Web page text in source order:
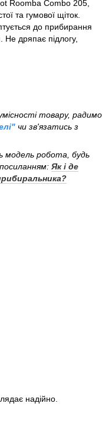
Roomba Combo 205,
та гумової щіток.
до прибирання
Не дряпає підлогу,
товару, радимо
чи зв'язатись з
модель робота, будь
Як і де
надійно.